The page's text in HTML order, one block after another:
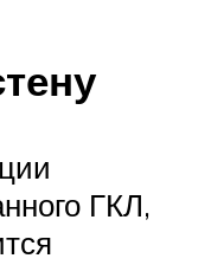
ГКЛ,